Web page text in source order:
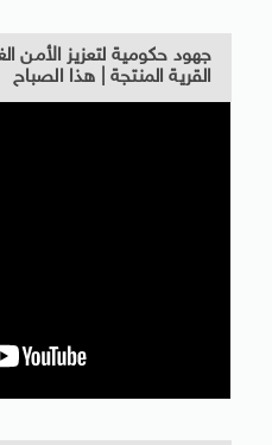
جهود حكومية لتعزيز الأمن
القرية المنتجة | هذا الصباح